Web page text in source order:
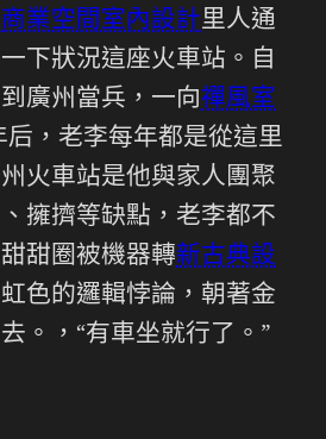
商業空間室內設計里人通
下狀況這座火車站。自
廣州當兵，一向禪風室
后，老李每年都是從這里
火車站是他與家人團聚
擁擠等缺點，老李都不
甜圈被機器轉新古典設
色的邏輯悖論，朝著金
。，“有車坐就行了。”